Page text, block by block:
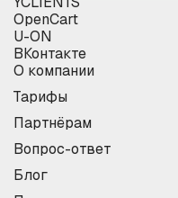
OpenCart
U-ON
ВКонтакте
О компании
Тарифы
Партнёрам
Вопрос-ответ
Блог